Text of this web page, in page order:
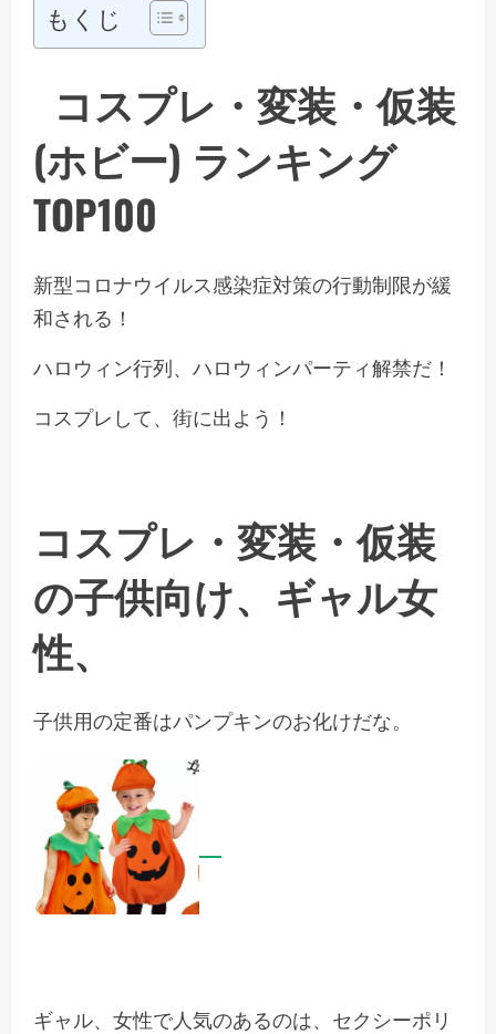
もくじ
コスプレ・変装・仮装
(ホビー) ランキング
TOP100
新型コロナウイルス感染症対策の行動制限が緩
和される！
ハロウィン行列、ハロウィンパーティ解禁だ！
コスプレして、街に出よう！
コスプレ・変装・仮装
の子供向け、ギャル女
性、
子供用の定番はパンプキンのお化けだな。
ギャル、女性で人気のあるのは、セクシーポリ